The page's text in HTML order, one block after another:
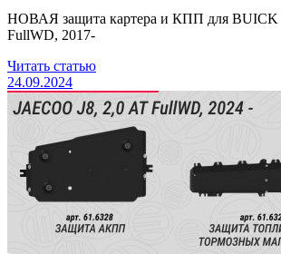
НОВАЯ защита картера и КПП для BUICK
FullWD, 2017-
Читать статью
24.09.2024